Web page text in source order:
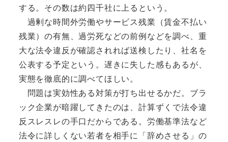
する。その数は約四千社に上るという。
過剰な時間外労働やサービス残業（賃金不払い
残業）の有無、過労死などの前例などを調べ、重
大な法令違反が確認されれば送検したり、社名を
公表する予定という。遅きに失した感もあるが、
実態を徹底的に調べてほしい。
問題は実効性ある対策が打ち出せるかだ。ブラ
ック企業が暗躍してきたのは、計算ずくで法令違
反スレスレの手口だからである。労働基準法など
法令に詳しくない若者を相手に「辞めさせる」の